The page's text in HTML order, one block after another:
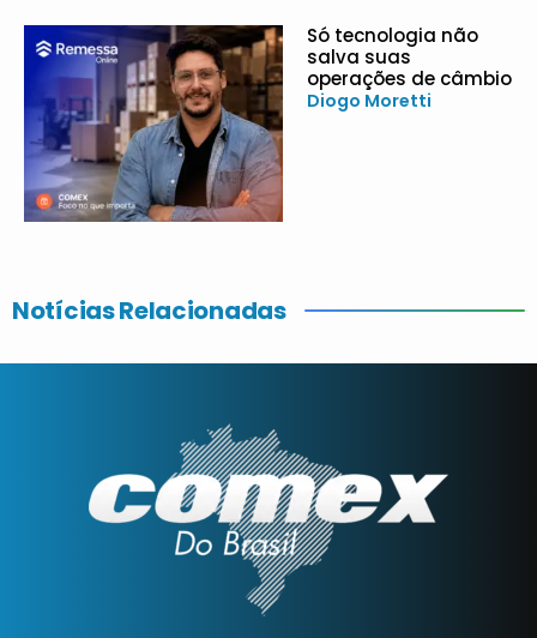
Só tecnologia não
salva suas
operações de câmbio
Diogo Moretti
Notícias Relacionadas